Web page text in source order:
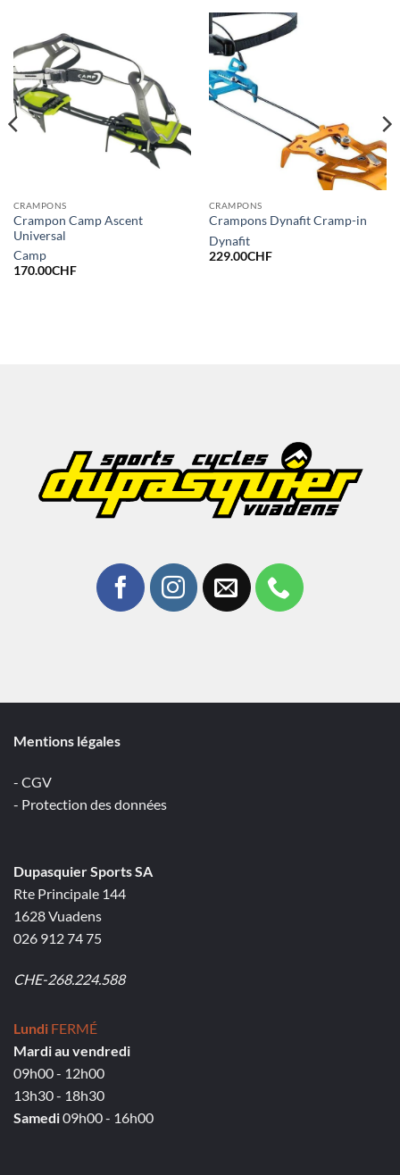
CRAMPONS
Crampon Camp Ascent
Universal
Camp
170.00CHF
CRAMPONS
Crampons Dynafit Cramp-in
Dynafit
229.00CHF
Mentions légales
- CGV
- Protection des données
Dupasquier Sports SA
Rte Principale 144
1628 Vuadens
026 912 74 75
CHE-268.224.588
Lundi FERMÉ
Mardi au vendredi
09h00 - 12h00
13h30 - 18h30
Samedi09h00 - 16h00